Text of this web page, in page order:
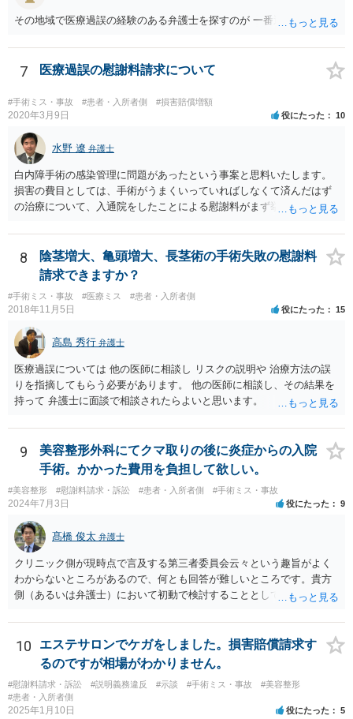
を早急に決断された方が良いかと存じます。訴訟提起を選択される場
合は、通常、会社が隠蔽のため過去の記録を廃棄すること等を防ぐた
とも一般論としては会社が隠蔽工作を行う可能性があるため、慎重な
その地域で医療過誤の経験のある弁護士を探すのが 一番近道だね。
7 医療過誤の慰謝料請求について
#手術ミス・事故 #患者・入所者側 #損害賠償増額
2020年3月9日 役にたった 10
水野 遼 弁護士
白内障手術の感染管理に問題があったという事案と思料いたします。
損害の費目としては、手術がうまくいっていればしなくて済んだはず
の治療について、入通院をしたことによる慰謝料がまず挙げられ、こ
が残った場合には、後遺症についての慰謝料や、逸失利益なども請求
の対象になってきます。 あくまでケースバイケースなので、今回の事
案に必ずしも当てはまるものとは言い切れませんが、過去の裁判例を
見ると、白内障の手術に失敗して片目の視力がほぼ失われたような事
案の場合、800万円程度の慰謝料が認められた事案もあります。 医療
事故の場合、相手が保険を使った対応になることが多いため、交渉を
円滑に進めるためには早期に弁護士委任された方がよいのではないか
と思います。
8
陰茎増大、亀頭増大、長茎術の手術失敗の慰謝料
請求できますか？
#手術ミス・事故 #医療ミス #患者・入所者側
2018年11月5日 役にたった 15
高島 秀行 弁護士
医療過誤については 他の医師に相談し リスクの説明や 治療方法の誤
りを指摘してもらう必要があります。 他の医師に相談し、その結果を
持って 弁護士に面談で相談されたらよいと思います。
9
美容整形外科にてクマ取りの後に炎症からの入院
手術。かかった費用を負担して欲しい。
#美容整形 #慰謝料請求・訴訟 #患者・入所者側 #手術ミス・事故
2024年7月3日 役にたった 9
髙橋 俊太 弁護士
クリニック側が現時点で言及する第三者委員会云々という趣旨がよく
わからないところがあるので、何とも回答が難しいところです。貴方
側（あるいは弁護士）において初動で検討することとしては、クリニ
医師意見聴取などが考えられるかと思います。それらを踏まえてクリ
ニック側の過失を肯定できそうであれば、クリニックに対して具体的
に損害賠償請求をしていくことになります。
10
エステサロンでケガをしました。損害賠償請求す
るのですが相場がわかりません。
#慰謝料請求・訴訟 #説明義務違反 #示談 #手術ミス・事故
#美容整形
#患者・入所者側
2025年1月10日 役にたった 5